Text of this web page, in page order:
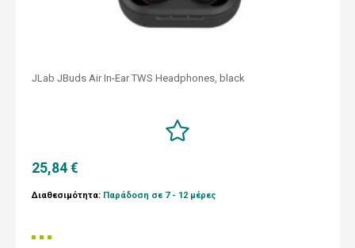
JLab JBuds Air In-Ear TWS Headphones, black
25,84 €
Διαθεσιμότητα: Παράδοση σε 7 - 12 μέρες